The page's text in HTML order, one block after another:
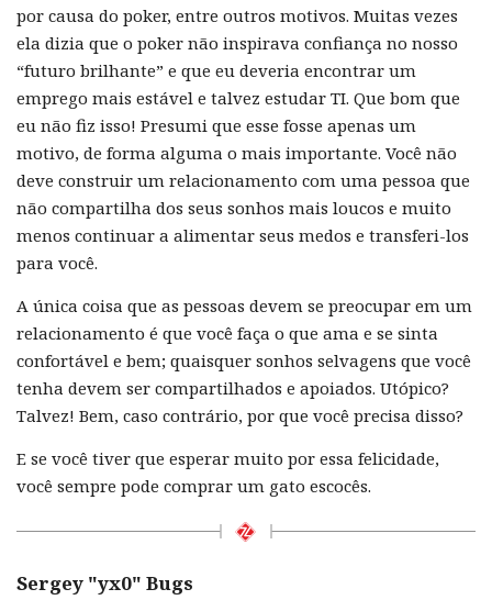
por causa do poker, entre outros motivos. Muitas vezes
ela dizia que o poker não inspirava confiança no nosso
“futuro brilhante” e que eu deveria encontrar um
emprego mais estável e talvez estudar TI. Que bom que
eu não fiz isso! Presumi que esse fosse apenas um
motivo, de forma alguma o mais importante. Você não
deve construir um relacionamento com uma pessoa que
não compartilha dos seus sonhos mais loucos e muito
menos continuar a alimentar seus medos e transferi-los
para você.
A única coisa que as pessoas devem se preocupar em um
relacionamento é que você faça o que ama e se sinta
confortável e bem; quaisquer sonhos selvagens que você
tenha devem ser compartilhados e apoiados. Utópico?
Talvez! Bem, caso contrário, por que você precisa disso?
E se você tiver que esperar muito por essa felicidade,
você sempre pode comprar um gato escocês.
Sergey "yx0" Bugs